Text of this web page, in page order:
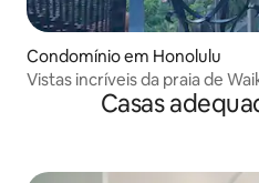
Condomínio em Honolulu
Vistas incríveis da praia de
Casas